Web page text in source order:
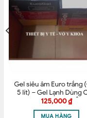
Tên*
Gel siêu âm Euro trắng
5 lít) – Gel Lạnh Dùng
Triệt Lông, Siêu Âm
125,000₫
MUA HÀNG